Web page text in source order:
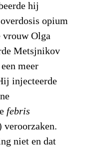
hij
opium
vrouw Olga
Metsjnikov
meer
injecteerde
febris
veroorzaken.
niet en dat